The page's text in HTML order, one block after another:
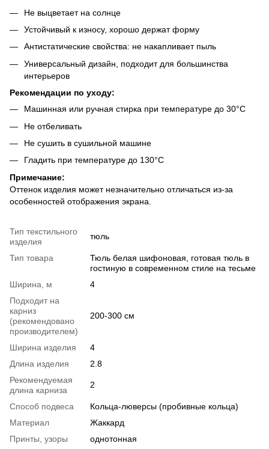
Не выцветает на солнце
Устойчивый к износу, хорошо держат форму
Антистатические свойства: не накапливает пыль
Универсальный дизайн, подходит для большинства
интерьеров
Рекомендации по уходу:
Машинная или ручная стирка при температуре до 30°C
Не отбеливать
Не сушить в сушильной машине
Гладить при температуре до 130°C
Примечание:
Оттенок изделия может незначительно отличаться из-за
особенностей отображения экрана.
Тип текстильного
изделия
тюль
Тип товара
Тюль белая шифоновая, готовая тюль в
гостиную в современном стиле на тесьме
Ширина, м
4
Подходит на
карниз
(рекомендовано
производителем)
200-300 см
Ширина изделия
4
Длина изделия
2.8
Рекомендуемая
длина карниза
2
Способ подвеса
Кольца-люверсы (пробивные кольца)
Материал
Жаккард
Принты, узоры
однотонная